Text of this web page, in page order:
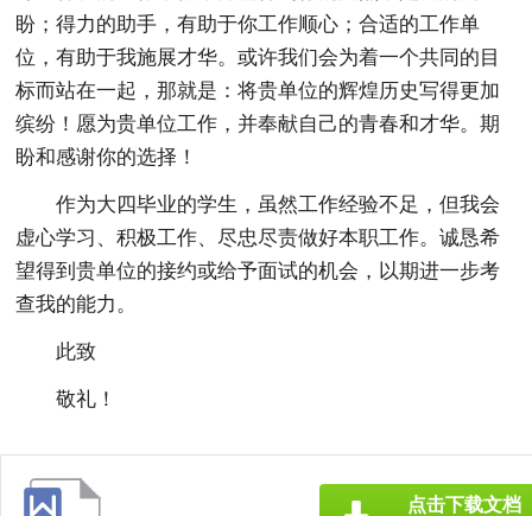
盼；得力的助手，有助于你工作顺心；合适的工作单
位，有助于我施展才华。或许我们会为着一个共同的目
标而站在一起，那就是：将贵单位的辉煌历史写得更加
缤纷！愿为贵单位工作，并奉献自己的青春和才华。期
盼和感谢你的选择！
作为大四毕业的学生，虽然工作经验不足，但我会
虚心学习、积极工作、尽忠尽责做好本职工作。诚恳希
望得到贵单位的接约或给予面试的机会，以期进一步考
查我的能力。
此致
敬礼！
点击下载文档